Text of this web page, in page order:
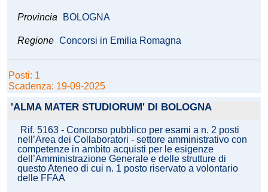
Provincia BOLOGNA
Regione Concorsi in Emilia Romagna
Posti: 1
Scadenza: 19-09-2025
'ALMA MATER STUDIORUM' DI BOLOGNA
Rif. 5163 - Concorso pubblico per esami a n. 2 posti
nell’Area dei Collaboratori - settore amministrativo con
competenze in ambito acquisti per le esigenze
dell’Amministrazione Generale e delle strutture di
questo Ateneo di cui n. 1 posto riservato a volontario
delle FFAA